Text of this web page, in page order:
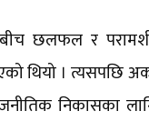
छलफल र
थियो । त्यसपछि
निकासका